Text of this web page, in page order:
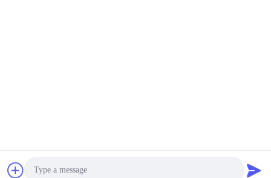
ELECTRONICS TECHNOLOGY CO, LTD. Allemaal. Alle rechten